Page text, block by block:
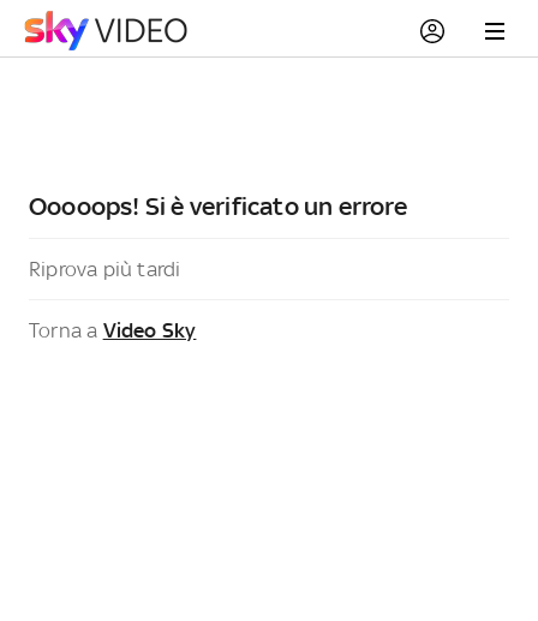
Ooooops! Si è verificato un errore
Riprova più tardi
Torna a Video Sky